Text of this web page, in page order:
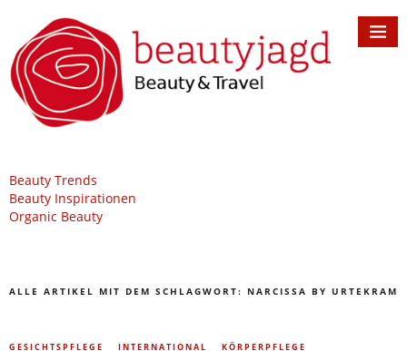
Beauty Trends
Beauty Inspirationen
Organic Beauty
ALLE ARTIKEL MIT DEM SCHLAGWORT: NARCISSA BY URTEKRAM
GESICHTSPFLEGE INTERNATIONAL
KÖRPERPFLEGE